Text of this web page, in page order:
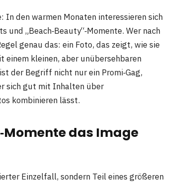
den warmen Monaten interessieren sich
„Beach‑Beauty“‑Momente. Wer nach
genau das: ein Foto, das zeigt, wie sie
einem kleinen, aber unübersehbaren
der Begriff nicht nur ein Promi‑Gag,
sich gut mit Inhalten über
kombinieren lässt.
das Image
Einzelfall, sondern Teil eines größeren